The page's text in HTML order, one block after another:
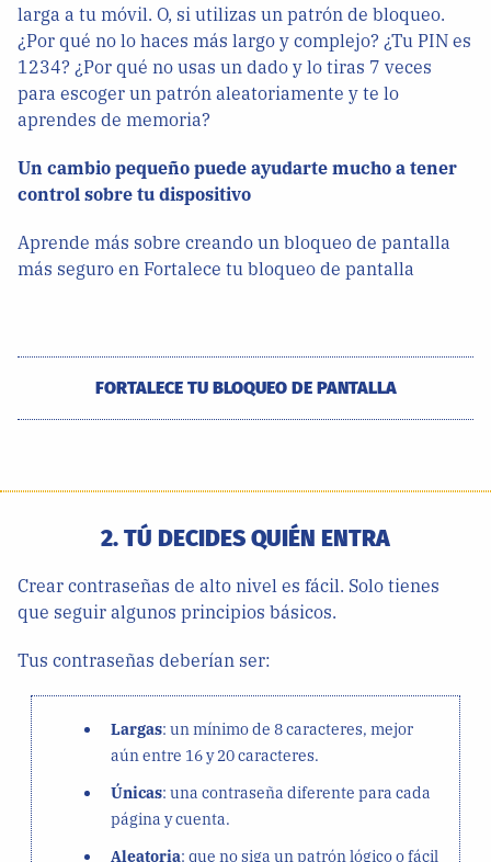
larga a tu móvil. O, si utilizas un patrón de bloqueo.
¿Por qué no lo haces más largo y complejo? ¿Tu PIN es
1234? ¿Por qué no usas un dado y lo tiras 7 veces
para escoger un patrón aleatoriamente y te lo
aprendes de memoria?
Un cambio pequeño puede ayudarte mucho a tener
control sobre tu dispositivo
Aprende más sobre creando un bloqueo de pantalla
más seguro en Fortalece tu bloqueo de pantalla
FORTALECE TU BLOQUEO DE PANTALLA
2. TÚ DECIDES QUIÉN ENTRA
Crear contraseñas de alto nivel es fácil. Solo tienes
que seguir algunos principios básicos.
Tus contraseñas deberían ser:
Largas: un mínimo de 8 caracteres, mejor
aún entre 16 y 20 caracteres.
Únicas: una contraseña diferente para cada
página y cuenta.
Aleatoria: que no siga un patrón lógico o fácil